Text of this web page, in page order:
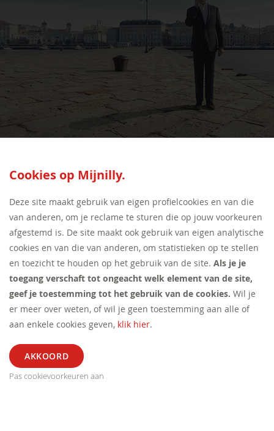
Cookies op Mijnilly.
Deze site maakt gebruik van eigen profielcookies en van die
van anderen, om je reclame te sturen die op jouw voorkeuren
afgestemd is. De site maakt ook gebruik van eigen analytische
cookies en van die van anderen, om statistieken op te stellen
en toezicht te houden op het gebruik van de site. Als je je
toegang verschaft tot ongeacht welk element van de site,
geef je toestemming tot het gebruik van de cookies. Wil je
er meer over weten, of wil je geen toestemming aan alle of
aan enkele cookies geven, klik hier.
Pas cookievoorkeuren aan